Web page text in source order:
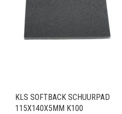
KLS SOFTBACK SCHUURPAD
115X140X5MM K100